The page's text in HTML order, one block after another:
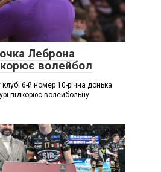
Леброна
волейбол
6-й номер 10-річна донька
підкорює волейбольну